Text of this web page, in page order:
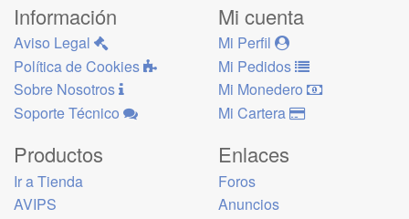
Información
Aviso Legal
Política de Cookies
Sobre Nosotros
Soporte Técnico
Mi cuenta
Mi Perfil
Mi Pedidos
Mi Monedero
Mi Cartera
Productos
Ir a Tienda
AVIPS
Enlaces
Foros
Anuncios